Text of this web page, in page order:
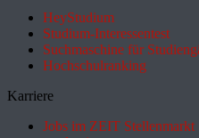
HeyStudium
Studium-Interessentest
Suchmaschine für
Hochschulranking
Karriere
Jobs im ZEIT Stellenmarkt